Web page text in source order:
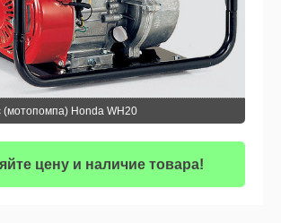
(мотопомпа) Honda WH20
цену и наличие товара!